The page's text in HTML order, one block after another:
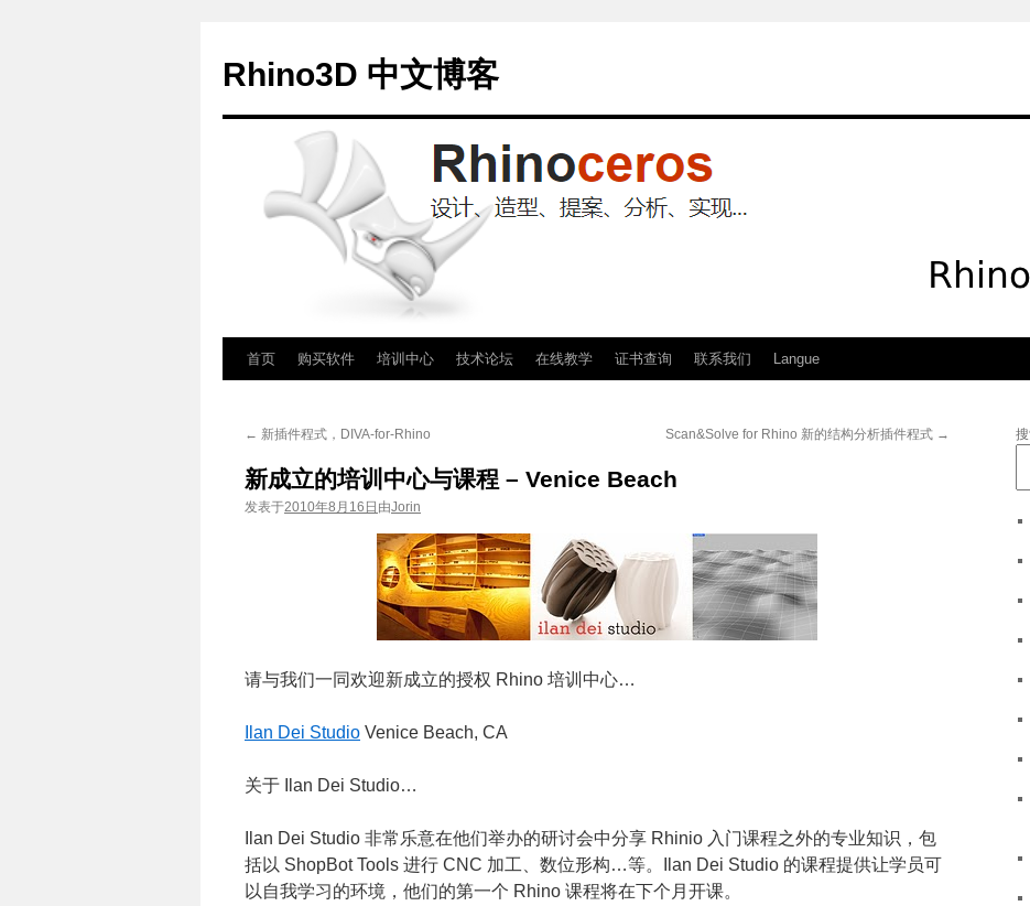
Rhino3D 中文博客
文
首页 购买软件 培训中心 技术论坛 在线教学 证书查询 联系我们 Langue
← 新插件程式，DIVA-for-Rhino Scan&Solve for Rhino 新的结构分析插件程式 →
新成立的培训中心与课程 – Venice Beach
发表于2010年8月16日 由Jorin
请与我们一同欢迎新成立的授权 Rhino 培训中心…
Ilan Dei Studio Venice Beach, CA
关于 Ilan Dei Studio…
Ilan Dei Studio 非常乐意在他们举办的研讨会中分享 Rhinio 入门课程之外的专业知识，包
括以 ShopBot Tools 进行 CNC 加工、数位形构…等。Ilan Dei Studio 的课程提供让学员可
以自我学习的环境，他们的第一个 Rhino 课程将在下个月开课。